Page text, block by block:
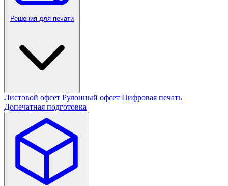
Решения для печати
Листовой офсет Рулонный офсет Цифровая печать
Допечатная подготовка